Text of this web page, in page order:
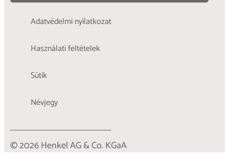
Adatvédelmi nyilatkozat
Használati feltételek
Sütik
Névjegy
© 2026 Henkel AG & Co. KGaA